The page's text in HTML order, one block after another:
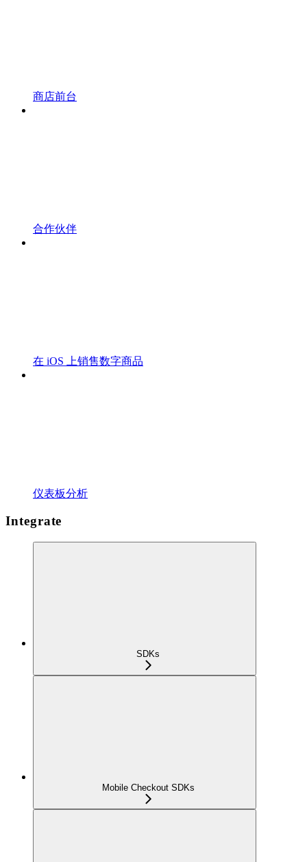
商店前台
合作伙伴
在 iOS 上销售数字商品
仪表板分析
Integrate
SDKs
Mobile Checkout SDKs